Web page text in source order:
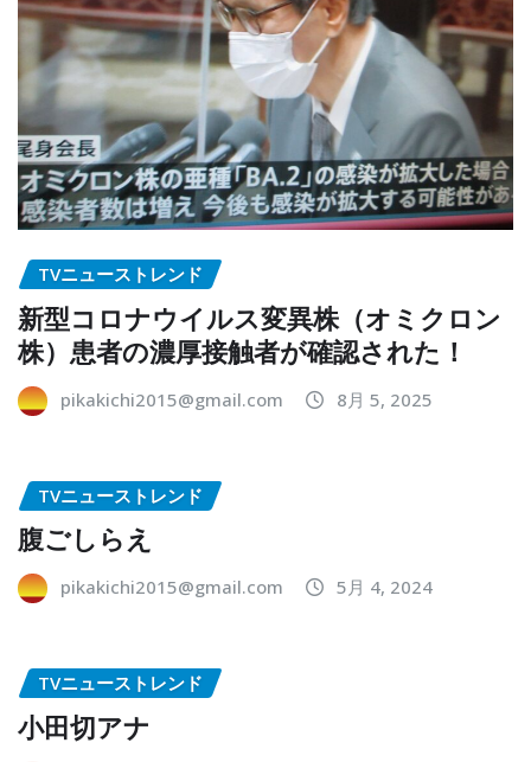
TVニューストレンド
新型コロナウイルス変異株（オミクロン
株）患者の濃厚接触者が確認された！
pikakichi2015@gmail.com 8月 5, 2025
TVニューストレンド
腹ごしらえ
pikakichi2015@gmail.com 5月 4, 2024
TVニューストレンド
小田切アナ